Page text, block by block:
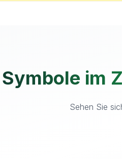
im
Sehen Sie